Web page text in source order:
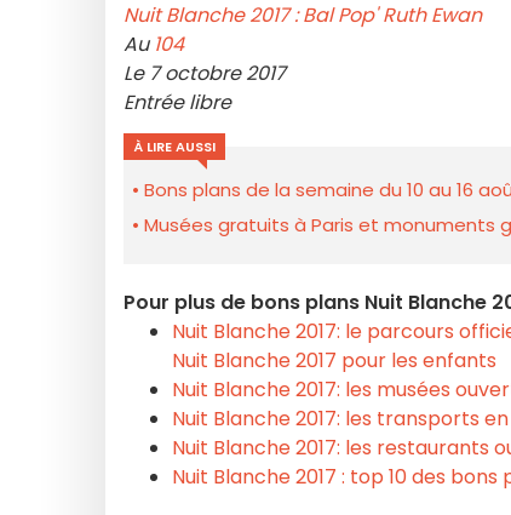
Nuit Blanche 2017 : Bal Pop' Ruth Ewan
Au 104
Le 7 octobre 2017
Entrée libre
À LIRE AUSSI
Bons plans de la semaine du 10 au 16
Musées gratuits à Paris et monuments
Pour plus de bons plans Nuit Blanche
Nuit Blanche 2017: le parcours
Nuit Blanche 2017 pour les enfants
Nuit Blanche 2017: les musées
Nuit Blanche 2017: les transports
Nuit Blanche 2017: les restaurants
Nuit Blanche 2017 : top 10 des bons